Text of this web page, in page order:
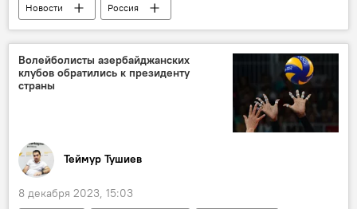
Новости
Россия
Президентские выборы
Совет федерации РФ
Валентина Матвиенко
Элла Памфилова
ЦИК РФ
Волейболисты азербайджанских
клубов обратились к президенту
страны
Теймур Тушиев
8 декабря 2023, 15:03